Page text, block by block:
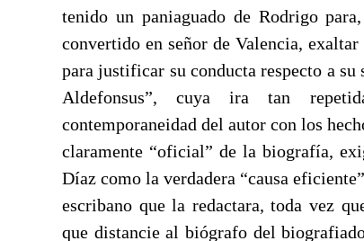
tenido un paniaguado de Rodrigo
convertido en señor de Valencia,
para justificar su conducta respecto a
Aldefonsus”, cuya ira tan
contemporaneidad del autor con los
claramente “oficial” de la biografía,
Díaz como la verdadera “causa
escribano que la redactara, toda vez
que distancie al biógrafo del